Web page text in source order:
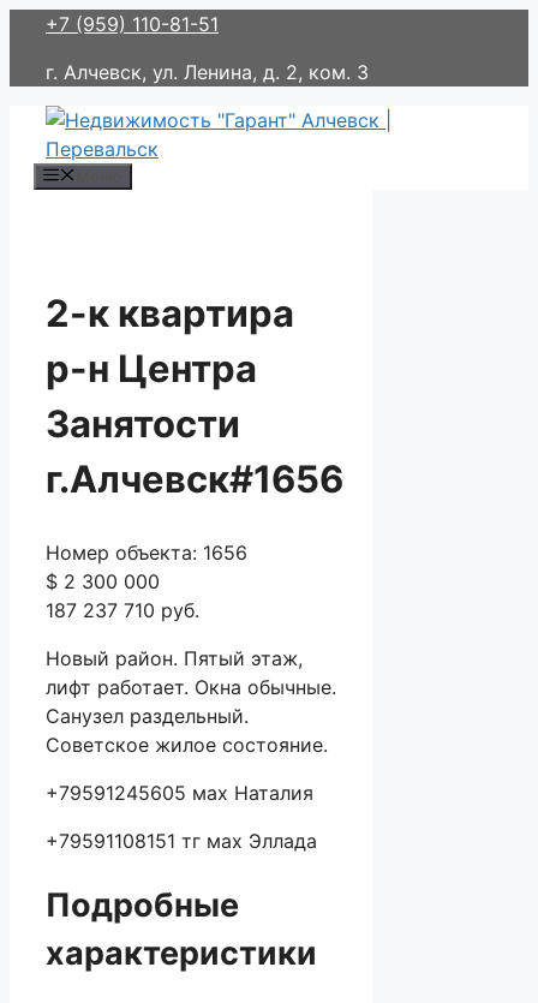
Перейти
содержимому
+7 (959) 110-81-51
г. Алчевск, ул. Ленина, д. 2, ком. 3
2-к квартира
р-н Центра
Занятости
г.Алчевск#1656
Номер объекта: 1656
$ 2 300 000
187 237 710 руб.
Новый район. Пятый этаж,
лифт работает. Окна обычные.
Санузел раздельный.
Советское жилое состояние.
+79591245605 мах Наталия
+79591108151 тг мах Эллада
Подробные
характеристики